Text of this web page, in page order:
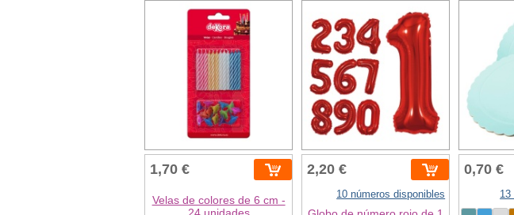
1,70 €
Velas de colores de 6 cm -
2,20 €
10 números disponibles
0,70 €
13